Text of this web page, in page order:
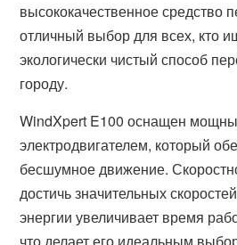
высококачественное средство
отличный выбор для всех, кто
экологически чистый способ
городу.
WindXpert E100 оснащен
электродвигателем, который
бесшумное движение.
достичь значительных
энергии увеличивает время